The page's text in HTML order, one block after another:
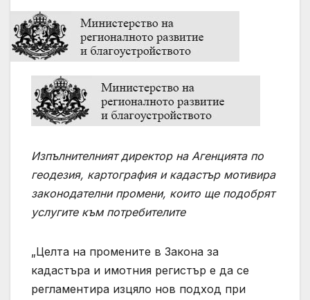
Изпълнителният директор на Агенцията по
геодезия, картография и кадастър мотивира
законодателни промени, които ще подобрят
услугите към потребителите
„Целта на промените в Закона за
кадастъра и имотния регистър е да се
регламентира изцяло нов подход при